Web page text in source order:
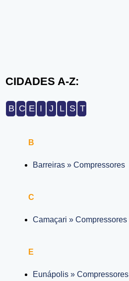
CIDADES A-Z:
B C E I J L S T
B
Barreiras » Compressores
C
Camaçari » Compressores
E
Eunápolis » Compressores